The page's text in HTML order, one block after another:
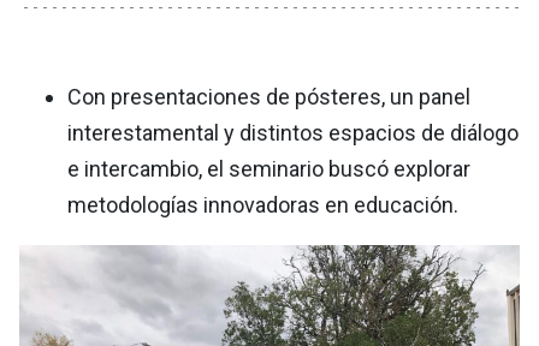
Con presentaciones de pósteres, un panel
interestamental y distintos espacios de diálogo
e intercambio, el seminario buscó explorar
metodologías innovadoras en educación.